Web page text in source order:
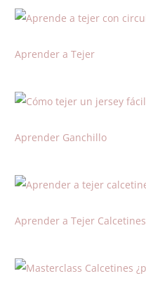
Aprender a Tejer
Aprender Ganchillo
Aprender a Tejer Calcetines